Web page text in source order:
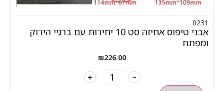
0231
אבני טיפוס אחיזה סט 10 יחידות עם ברגיי הידוק
ומפתח
₪226.00
-
+